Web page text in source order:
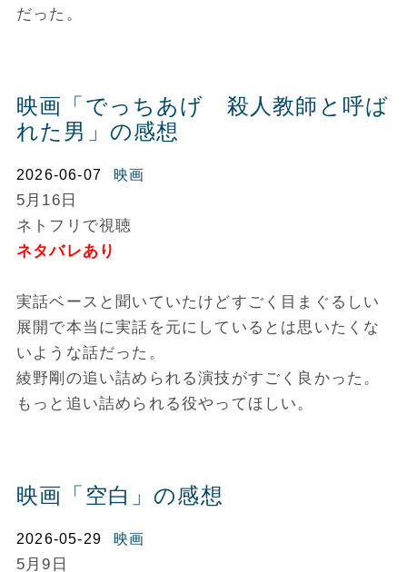
だった。
映画「でっちあげ 殺人教師と呼ば
れた男」の感想
2026-06-07 映画
5月16日
ネトフリで視聴
ネタバレあり
実話ベースと聞いていたけどすごく目まぐるしい
展開で本当に実話を元にしているとは思いたくな
いような話だった。
綾野剛の追い詰められる演技がすごく良かった。
もっと追い詰められる役やってほしい。
映画「空白」の感想
2026-05-29 映画
5月9日